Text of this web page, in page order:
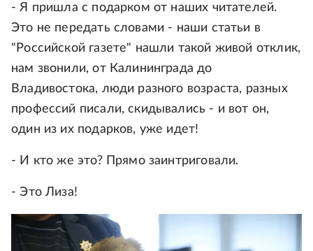
- Я пришла с подарком от наших читателей.
Это не передать словами - наши статьи в
"Российской газете" нашли такой живой отклик,
нам звонили, от Калининграда до
Владивостока, люди разного возраста, разных
профессий писали, скидывались - и вот он,
один из их подарков, уже идет!
- И кто же это? Прямо заинтриговали.
- Это Лиза!